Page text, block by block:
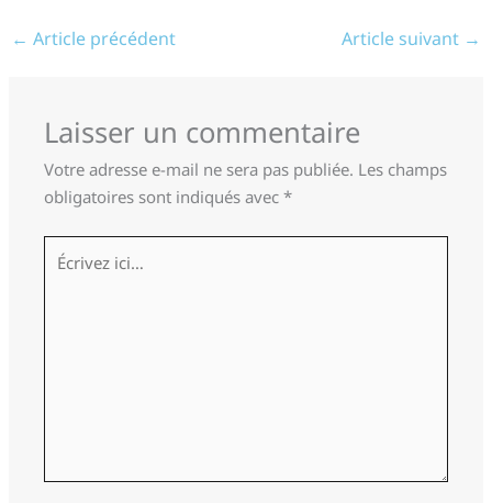
← Article précédent Article suivant →
Laisser un commentaire
Votre adresse e-mail ne sera pas publiée. Les champs
obligatoires sont indiqués avec*
Écrivez
ici…